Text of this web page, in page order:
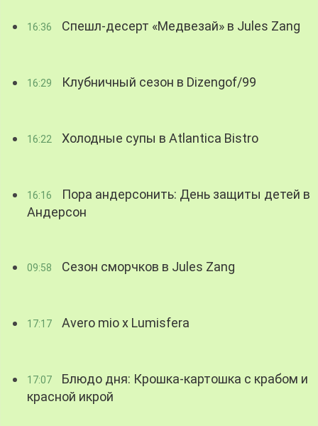
16:36 Спешл-десерт «Медвезай» в Jules Zang
16:29 Клубничный сезон в Dizengof/99
16:22 Холодные супы в Atlantica Bistro
16:16
Пора андерсонить: День защиты детей в
Андерсон
09:58 Сезон сморчков в Jules Zang
17:17 Avero mio x Lumisfera
17:07
Блюдо дня: Крошка-картошка с крабом и
красной икрой